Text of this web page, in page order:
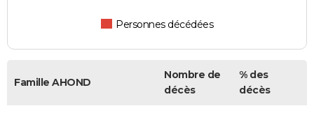
Personnes décédées
Famille AHOND
Nombre de
décès
% des
décès